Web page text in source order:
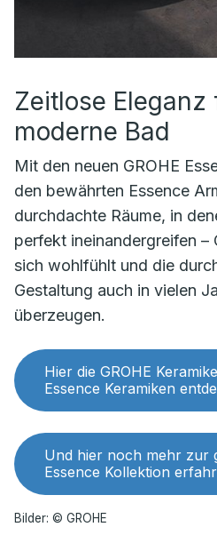
Zeitlose Eleganz
moderne Bad
Mit den neuen GROHE
den bewährten Essence
durchdachte Räume, in
perfekt ineinandergreifen –
sich wohlfühlt und die
Gestaltung auch in vielen
überzeugen.
Hier die GROHE
Essence Keramiken
Und hier noch mehr zur
Essence Kollektion
Bilder: © GROHE